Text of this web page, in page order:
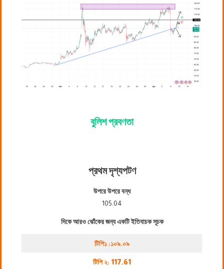
বুলিশ প্রবণতা
প্রথম দৃশ্যপটণ
উপরে উপরে বন্ধ
105.04
দিকে আরও ঝোঁকের জন্য একটি ইতিবাচক সূচক
টিপি১ :১০৯.০৯
টিপি ২: 117.61